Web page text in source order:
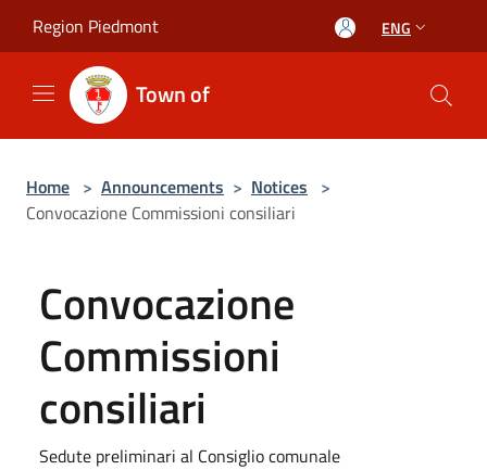
Region Piedmont ENG
Town of
Home > Announcements > Notices >
Convocazione Commissioni consiliari
Convocazione
Commissioni
consiliari
Sedute preliminari al Consiglio comunale